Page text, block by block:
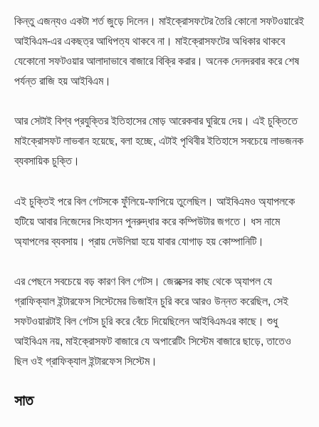
কিন্তু এজন্যও একটা শর্ত জুড়ে দিলেন। মাইক্রোসফটের তৈরি কোনো সফটওয়ারেই
আইবিএম-এর একছত্র আধিপত্য থাকবে না। মাইক্রোসফটের অধিকার থাকবে
যেকোনো সফটওয়ার আলাদাভাবে বাজারে বিক্রি করার। অনেক দেনদরবার করে শেষ
পর্যন্ত রাজি হয় আইবিএম।
আর সেটাই বিশ্ব প্রযুক্তির ইতিহাসের মোড় আরেকবার ঘুরিয়ে দেয়। এই চুক্তিতে
মাইক্রোসফট লাভবান হয়েছে, বলা হচ্ছে, এটাই পৃথিবীর ইতিহাসে সবচেয়ে লাভজনক
ব্যবসায়িক চুক্তি।
এই চুক্তিই পরে বিল গেটসকে ফুঁলিয়ে-ফাপিয়ে তুলেছিল। আইবিএমও অ্যাপলকে
হটিয়ে আবার নিজেদের সিংহাসন পুনরুদ্ধার করে কম্পিউটার জগতে। ধস নামে
অ্যাপলের ব্যবসায়। প্রায় দেউলিয়া হয়ে যাবার যোগাড় হয় কোম্পানিটি।
এর পেছনে সবচেয়ে বড় কারণ বিল গেটস। জেরক্সের কাছ থেকে অ্যাপল যে
গ্রাফিক্যাল ইন্টারফেস সিস্টেমের ডিজাইন চুরি করে আরও উন্নত করেছিল, সেই
সফটওয়ারটাই বিল গেটস চুরি করে বেঁচে দিয়েছিলেন আইবিএমএর কাছে। শুধু
আইবিএম নয়, মাইক্রোসফট বাজারে যে অপারেটিং সিস্টেম বাজারে ছাড়ে, তাতেও
ছিল ওই গ্রাফিক্যাল ইন্টারফেস সিস্টেম।
সাত